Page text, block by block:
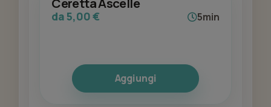
da 5,00 € 5min
Aggiungi